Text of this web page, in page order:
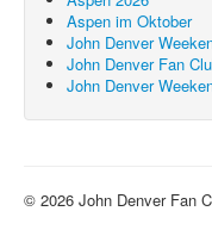
Aspen im Oktober
John Denver
John Denver Fan
John Denver
© 2026 John Denver Fan